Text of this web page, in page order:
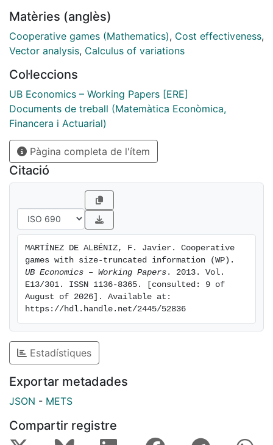
consecutive levels is always not empty, what is not the
case for non-consecutive ones. Spanish education
system.
Matèries (anglès)
Cooperative games (Mathematics), Cost effectiveness,
Vector analysis, Calculus of variations
Col·leccions
UB Economics – Working Papers [ERE]
Documents de treball (Matemàtica Econòmica,
Financera i Actuarial)
Pàgina completa de l'ítem
Citació
MARTÍNEZ DE ALBÉNIZ, F. Javier. Cooperative
UB Economics – Working Papers . 2013. Vol.
E13/301. ISSN 1136-8365. [consulted: 9 of
August of 2026]. Available at:
https://hdl.handle.net/2445/52836
Estadístiques
Exportar metadades
JSON - METS
Compartir registre